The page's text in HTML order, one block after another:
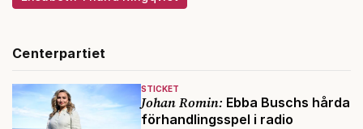
Centerpartiet
STICKET
Johan Romin: Ebba Buschs hårda
förhandlingsspel i radio